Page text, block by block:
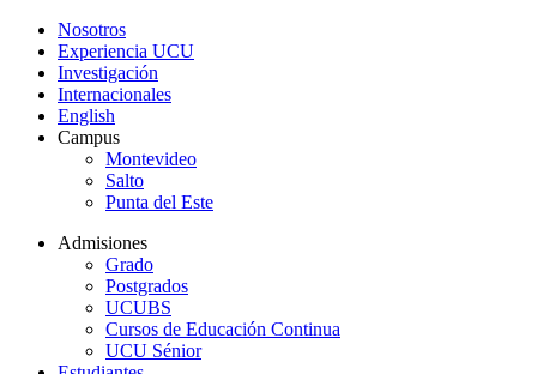
Nosotros
Experiencia UCU
Investigación
Internacionales
English
Campus
Montevideo
Salto
Punta del Este
Admisiones
Grado
Postgrados
UCUBS
Cursos de Educación Continua
UCU Sénior